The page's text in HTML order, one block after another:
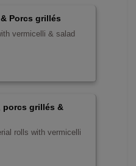
Porcs grillés
vermicelli & salad
porcs grillés &
rolls with vermicelli